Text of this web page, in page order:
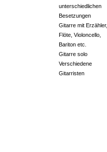
unterschiedlichen
Besetzungen
Gitarre mit Erzähler,
Flöte, Violoncello,
Bariton etc.
Gitarre solo
Verschiedene
Gitarristen